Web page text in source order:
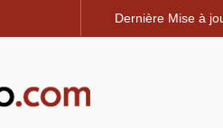
Dernière Mise à